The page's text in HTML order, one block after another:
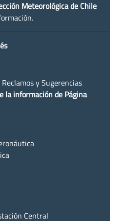
Meteorológica de Chile
y Sugerencias
la información de Página
Central